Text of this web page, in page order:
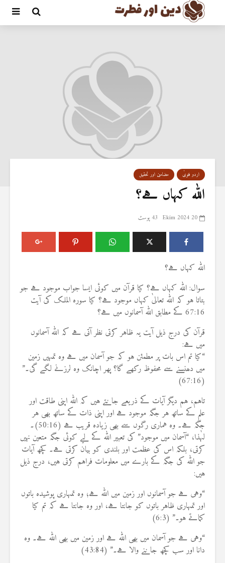
اردو فتویٰ مضامین اور تحقیق
اللہ کہاں ہے؟
20 Ekim 2024 43 پوسٹ
اللہ کہاں ہے؟
سوال: اللہ کہاں ہے؟ کیا قرآن میں کوئی ایسا جواب موجود ہے جو
بتاتا ہو کہ اللہ تعالیٰ کہاں موجود ہے؟ کیا سورہ الملک کی آیت
67:16 کے مطابق اللہ آسمانوں میں ہے؟
قرآن کی درج ذیل آیت یہ ظاہر کرتی نظر آتی ہے کہ اللہ آسمانوں
میں ہے:
“کیا تم اس بات پر مطمئن ہو کہ جو آسمان میں ہے وہ تمہیں زمین
میں دھنسنے سے محفوظ رکھے گا؟ پھر اچانک وہ لرزنے لگے گی۔”
(67:16)
تاہم، ہم دیگر آیات کے ذریعے جانتے ہیں کہ اللہ اپنی طاقت اور
علم کے ساتھ ہر جگہ موجود ہے اور اپنی ذات کے ساتھ بھی ہر
جگہ ہے۔ وہ ہماری رگوں سے بھی زیادہ قریب ہے (50:16)۔
لہٰذا، “آسمان میں موجود” کی تعبیر اللہ کے لیے کوئی جگہ متعین نہیں
کرتی، بلکہ اس کی عظمت اور بلندی کو بیان کرتی ہے۔ کچھ آیات
جو اللہ کی جگہ کے بارے میں معلومات فراہم کرتی ہیں، درج ذیل
ہیں:
“وہی ہے جو آسمانوں اور زمین میں اللہ ہے؛ وہ تمہاری پوشیدہ باتوں
اور تمہاری ظاہر باتوں کو جانتا ہے، اور وہ جانتا ہے کہ تم کیا
کماتے ہو۔” (6:3)
“وہی ہے جو آسمان میں بھی اللہ ہے اور زمین میں بھی اللہ ہے۔ وہ
دانا اور سب کچھ جاننے والا ہے۔” (43:84)